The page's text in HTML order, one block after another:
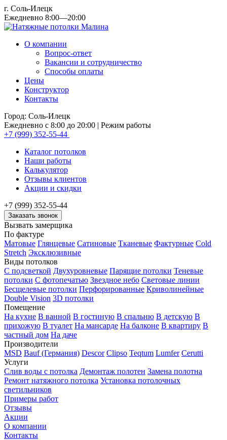
г. Соль-Илецк
Ежедневно 8:00—20:00
О компании
Вопрос-ответ
Вакансии и сотрудничество
Способы оплаты
Цены
Конструктор
Контакты
Город: Соль-Илецк
Ежедневно с 8:00 до 20:00 | Режим работы
+7 (999) 352-55-44
Каталог потолков
Наши работы
Калькулятор
Отзывы клиентов
Акции и скидки
+7 (999) 352-55-44
Заказать звонок
Вызвать замерщика
По фактуре
Матовые Глянцевые Сатиновые Тканевые Фактурные Cold
Stretch Эксклюзивные
Виды потолков
С подсветкой Двухуровневые Парящие потолки Теневые
потолки С фотопечатью Звездное небо Световые линии
Бесщелевые потолки Перфорированные Криволинейные
Double Vision 3D потолки
Помещение
На кухне В ванной В гостиную В спальню В детскую В
прихожую В туалет На мансарде На балконе В квартиру В
частный дом На даче
Производители
MSD Bauf (Германия) Descor Clipso Teqtum Lumfer Cerutti
Услуги
Слив воды с потолка Демонтаж полотен Замена полотна
Ремонт натяжного потолка Установка потолочных
светильников
Примеры работ
Отзывы
Акции
О компании
Контакты